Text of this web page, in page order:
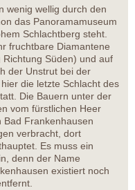
wenig wellig durch den
das Panoramamuseum
Schlachtberg steht.
fruchtbare Diamantene
Süden) und auf
der Unstrut bei der
die letzte Schlacht des
Die Bauern unter der
vom fürstlichen Heer
Frankenhausen
verbracht, dort
Es muss ein
denn der Name
existiert noch